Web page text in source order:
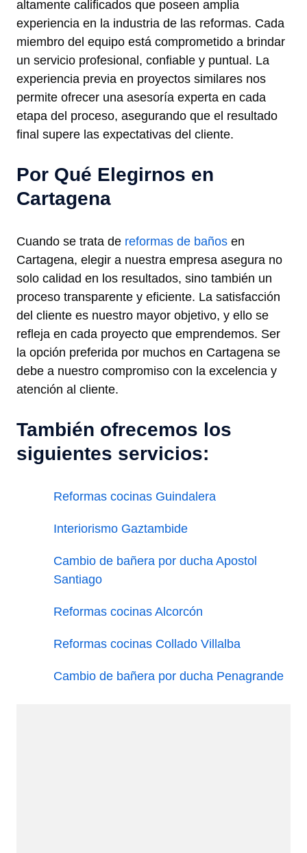
altamente calificados que poseen amplia
experiencia en la industria de las reformas. Cada
miembro del equipo está comprometido a brindar
un servicio profesional, confiable y puntual. La
experiencia previa en proyectos similares nos
permite ofrecer una asesoría experta en cada
etapa del proceso, asegurando que el resultado
final supere las expectativas del cliente.
Por Qué Elegirnos en
Cartagena
Cuando se trata de reformas de baños en
Cartagena, elegir a nuestra empresa asegura no
solo calidad en los resultados, sino también un
proceso transparente y eficiente. La satisfacción
del cliente es nuestro mayor objetivo, y ello se
refleja en cada proyecto que emprendemos. Ser
la opción preferida por muchos en Cartagena se
debe a nuestro compromiso con la excelencia y
atención al cliente.
También ofrecemos los
siguientes servicios:
Reformas cocinas Guindalera
Interiorismo Gaztambide
Cambio de bañera por ducha Apostol
Santiago
Reformas cocinas Alcorcón
Reformas cocinas Collado Villalba
Cambio de bañera por ducha Penagrande